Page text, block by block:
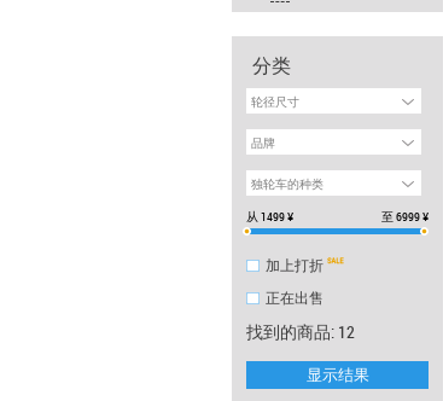
分类
轮径尺寸
品牌
独轮车的种类
从 1499¥ 至6999¥
加上打折
正在出售
找到的商品: 12
显示结果